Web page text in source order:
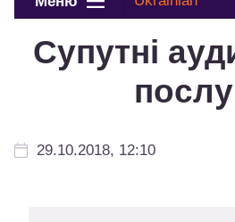
Супутні
29.10.2018, 12:10